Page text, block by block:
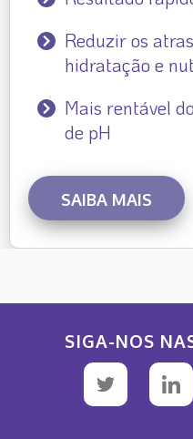
Reduzir os
hidratação e
Mais rentável
de pH
SAIBA MAIS
SIGA-NOS